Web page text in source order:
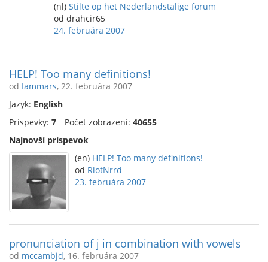
(nl) Stilte op het Nederlandstalige forum
od drahcir65
24. februára 2007
HELP! Too many definitions!
od Iammars, 22. februára 2007
Jazyk: English
Príspevky: 7 Počet zobrazení: 40655
Najnovší príspevok
(en) HELP! Too many definitions!
od RiotNrrd
23. februára 2007
pronunciation of j in combination with vowels
od mccambjd, 16. februára 2007